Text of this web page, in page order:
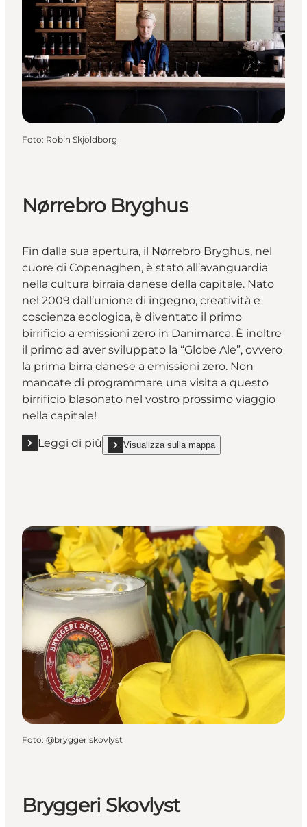
Foto: Robin Skjoldborg
Nørrebro Bryghus
Fin dalla sua apertura, il Nørrebro Bryghus, nel
cuore di Copenaghen, è stato all’avanguardia
nella cultura birraia danese della capitale. Nato
nel 2009 dall’unione di ingegno, creatività e
coscienza ecologica, è diventato il primo
birrificio a emissioni zero in Danimarca. È inoltre
il primo ad aver sviluppato la “Globe Ale”, ovvero
la prima birra danese a emissioni zero. Non
mancate di programmare una visita a questo
birrificio blasonato nel vostro prossimo viaggio
nella capitale!
Leggi di più
Leggi di più "Nørrebro Bryghus"
Visualizza sulla mappa
show Nørrebro Bryghus on_map
Foto: @bryggeriskovlyst
Bryggeri Skovlyst